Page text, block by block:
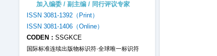
加入编委 / 副主编 / 同行评议专家
ISSN 3081-1392（Print）
ISSN 3081-1406（Online）
CODEN： SSGKCE
国际标准连续出版物标识符·全球唯一标识符